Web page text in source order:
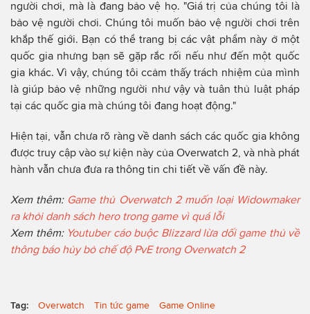
người chơi, mà là đang bảo vệ họ. "Giá trị của chúng tôi là
bảo vệ người chơi. Chúng tôi muốn bảo vệ người chơi trên
khắp thế giới. Bạn có thể trang bị các vật phẩm này ở một
quốc gia nhưng bạn sẽ gặp rắc rối nếu như đến một quốc
gia khác. Vì vậy, chúng tôi ccảm thấy trách nhiệm của mình
là giúp bảo vệ những người như vậy và tuân thủ luật pháp
tại các quốc gia mà chúng tôi đang hoạt động."
Hiện tại, vẫn chưa rõ ràng về danh sách các quốc gia không
được truy cập vào sự kiện này của Overwatch 2, và nhà phát
hành vẫn chưa đưa ra thông tin chi tiết về vấn đề này.
Xem thêm: Game thủ Overwatch 2 muốn loại Widowmaker
ra khỏi danh sách hero trong game vì quá lỗi
Xem thêm: Youtuber cáo buộc Blizzard lừa dối game thủ về
thông báo hủy bỏ chế độ PvE trong Overwatch 2
Tag: Overwatch Tin tức game Game Online